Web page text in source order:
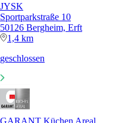
JYSK
Sportparkstraße 10
50126 Bergheim, Erft
1,4 km
geschlossen
GARANT Küchen Areal